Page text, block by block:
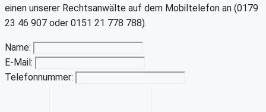
einen unserer Rechtsanwälte auf dem Mobiltelefon an (0179
23 46 907 oder 0151 21 778 788).
Name:
E-Mail:
Telefonnummer: